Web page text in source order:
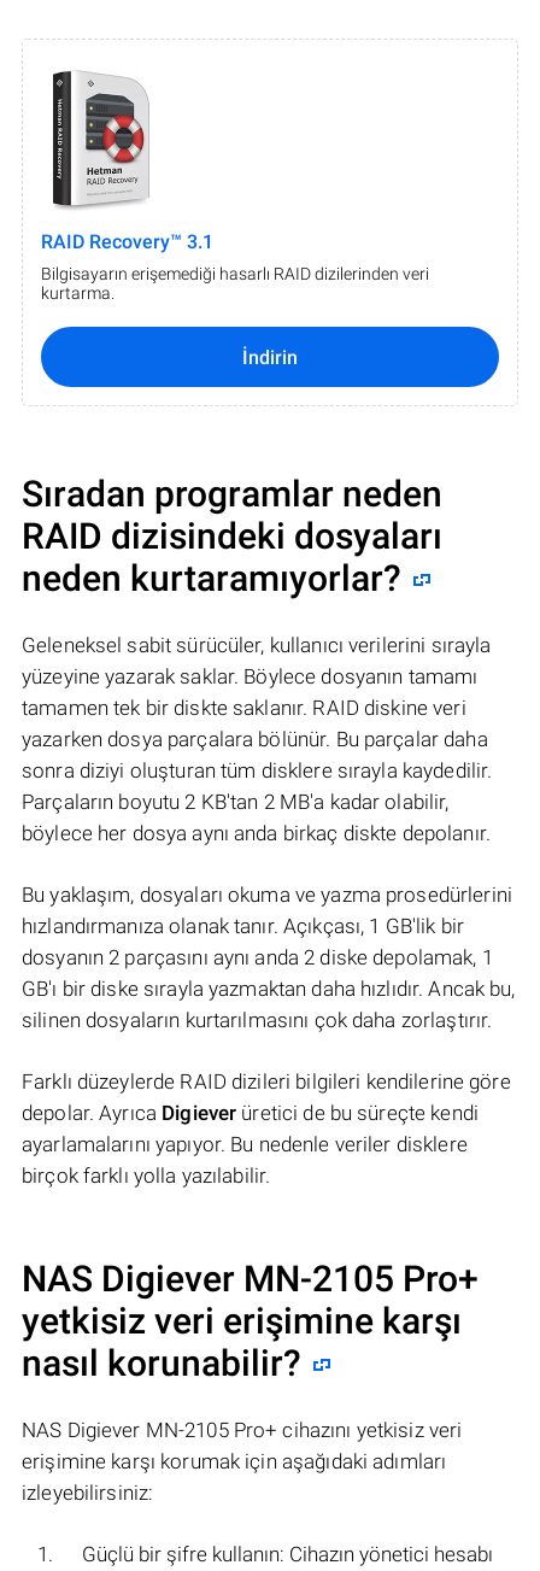
RAID Recovery™ 3.1
Bilgisayarın erişemediği hasarlı RAID dizilerinden veri
kurtarma.
İndirin
Sıradan programlar neden
RAID dizisindeki dosyaları
neden kurtaramıyorlar?
Geleneksel sabit sürücüler, kullanıcı verilerini sırayla
yüzeyine yazarak saklar. Böylece dosyanın tamamı
tamamen tek bir diskte saklanır. RAID diskine veri
yazarken dosya parçalara bölünür. Bu parçalar daha
sonra diziyi oluşturan tüm disklere sırayla kaydedilir.
Parçaların boyutu 2 KB'tan 2 MB'a kadar olabilir,
böylece her dosya aynı anda birkaç diskte depolanır.
Bu yaklaşım, dosyaları okuma ve yazma prosedürlerini
hızlandırmanıza olanak tanır. Açıkçası, 1 GB'lik bir
dosyanın 2 parçasını aynı anda 2 diske depolamak, 1
GB'ı bir diske sırayla yazmaktan daha hızlıdır. Ancak bu,
silinen dosyaların kurtarılmasını çok daha zorlaştırır.
Farklı düzeylerde RAID dizileri bilgileri kendilerine göre
depolar. Ayrıca Digiever üretici de bu süreçte kendi
ayarlamalarını yapıyor. Bu nedenle veriler disklere
birçok farklı yolla yazılabilir.
NAS Digiever MN-2105 Pro+
yetkisiz veri erişimine karşı
nasıl korunabilir?
NAS Digiever MN-2105 Pro+ cihazını yetkisiz veri
erişimine karşı korumak için aşağıdaki adımları
izleyebilirsiniz:
Güçlü bir şifre kullanın: Cihazın yönetici hesabı